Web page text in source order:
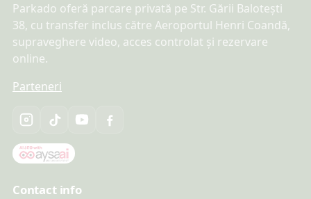
Parkado oferă parcare privată pe Str. Gării Balotești
38, cu transfer inclus către Aeroportul Henri Coandă,
supraveghere video, acces controlat și rezervare
online.
Parteneri
Contact info